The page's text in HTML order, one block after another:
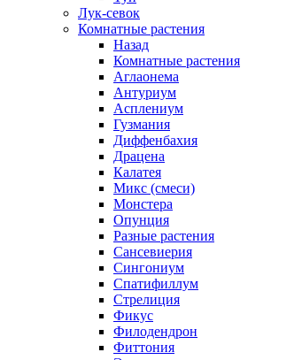
Лук-севок
Комнатные растения
Назад
Комнатные растения
Аглаонема
Антуриум
Асплениум
Гузмания
Диффенбахия
Драцена
Калатея
Микс (смеси)
Монстера
Опунция
Разные растения
Сансевиерия
Сингониум
Спатифиллум
Стрелиция
Фикус
Филодендрон
Фиттония